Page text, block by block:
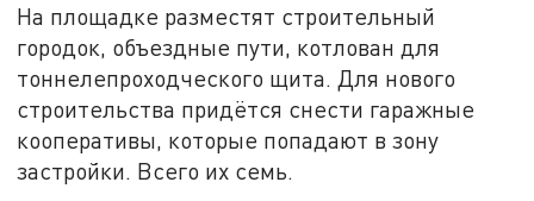
На площадке разместят строительный
городок, объездные пути, котлован для
тоннелепроходческого щита. Для нового
строительства придётся снести гаражные
кооперативы, которые попадают в зону
застройки. Всего их семь.